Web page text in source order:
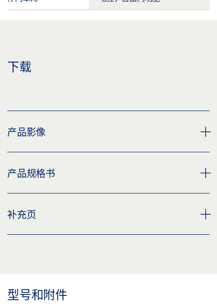
下载
产品影像
GEZE TS 5000 EFS 门扇安装完整包装
标签义务: © GEZE GmbH
标签义务: © GEZE GmbH
产品规格书
TS 5000 EFS 完整套装 产品规格书 ZH
补充页
下载 (.PDF | 560 KB)
型号和附件